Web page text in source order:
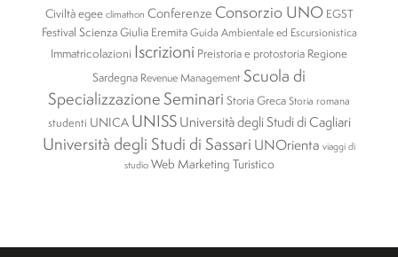
Civiltà egee climathon Conferenze Consorzio UNO EGST
Festival ScienzaGiulia Eremita Guida Ambientale ed Escursionistica
Immatricolazioni Iscrizioni Preistoria e protostoria Regione
Sardegna Revenue ManagementScuola di
SpecializzazioneSeminari Storia GrecaStoria romana
studenti UNICA UNISS Università degli Studi di Cagliari
Università degli Studi di Sassari UNOrienta viaggi di
studio Web Marketing Turistico